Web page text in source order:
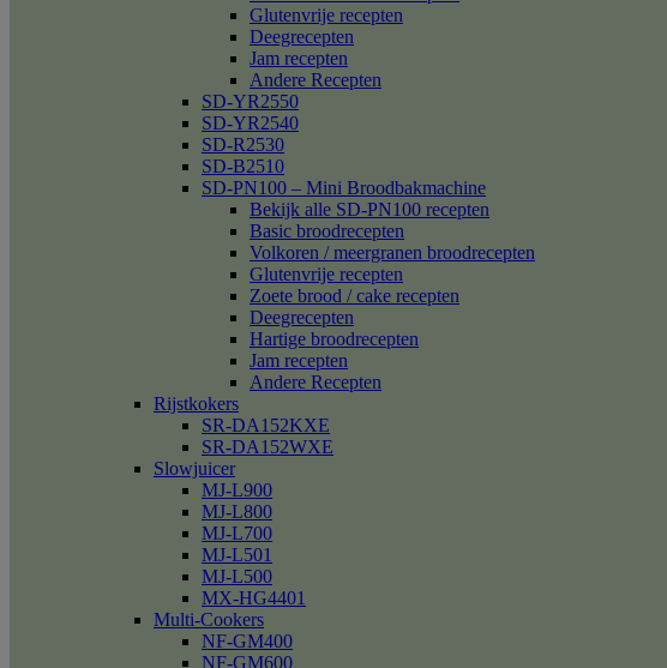
Glutenvrije recepten
Deegrecepten
Jam recepten
Andere Recepten
SD-YR2550
SD-YR2540
SD-R2530
SD-B2510
SD-PN100 – Mini Broodbakmachine
Bekijk alle SD-PN100 recepten
Basic broodrecepten
Volkoren / meergranen broodrecepten
Glutenvrije recepten
Zoete brood / cake recepten
Deegrecepten
Hartige broodrecepten
Jam recepten
Andere Recepten
Rijstkokers
SR-DA152KXE
SR-DA152WXE
Slowjuicer
MJ-L900
MJ-L800
MJ-L700
MJ-L501
MJ-L500
MX-HG4401
Multi-Cookers
NF-GM400
NF-GM600